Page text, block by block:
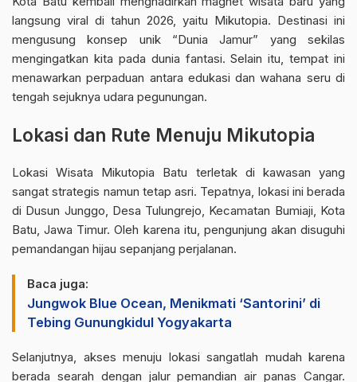
langsung viral di tahun 2026, yaitu Mikutopia. Destinasi ini
mengusung konsep unik “Dunia Jamur” yang sekilas
mengingatkan kita pada dunia fantasi. Selain itu, tempat ini
menawarkan perpaduan antara edukasi dan wahana seru di
tengah sejuknya udara pegunungan.
Lokasi dan Rute Menuju Mikutopia
Lokasi Wisata Mikutopia Batu terletak di kawasan yang
sangat strategis namun tetap asri. Tepatnya, lokasi ini berada
di Dusun Junggo, Desa Tulungrejo, Kecamatan Bumiaji, Kota
Batu, Jawa Timur. Oleh karena itu, pengunjung akan disuguhi
pemandangan hijau sepanjang perjalanan.
Baca juga:
Jungwok Blue Ocean, Menikmati ‘Santorini’ di
Tebing Gunungkidul Yogyakarta
Selanjutnya, akses menuju lokasi sangatlah mudah karena
berada searah dengan jalur pemandian air panas Cangar.